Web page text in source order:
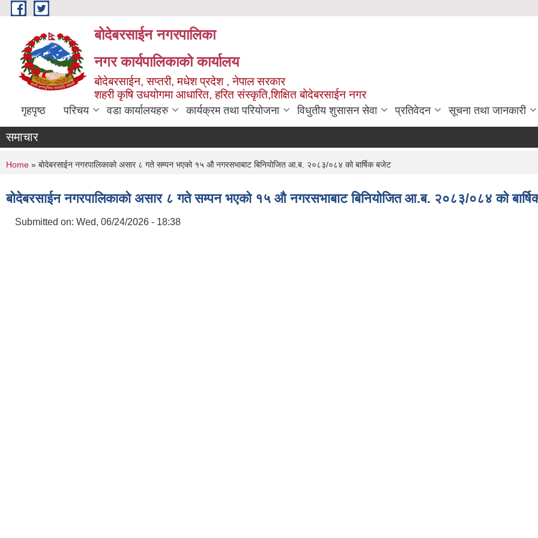
Skip to main content
बोदेबरसाईन नगरपालिका
नगर कार्यपालिकाको कार्यालय
बोदेबरसाईन, सप्तरी, मधेश प्रदेश , नेपाल सरकार
शहरी कृषि उधयोगमा आधारित, हरित संस्कृति,शिक्षित बोदेबरसाईन नगर
गृहपृष्ठ परिचय वडा कार्यालयहरु कार्यक्रम तथा परियोजना विधुतीय शुसासन सेवा प्रतिवेदन सूचना तथा जानकारी
समाचार
You are here
Home » बोदेबरसाईन नगरपालिकाको असार ८ गते सम्पन भएको १५ ‍‍‍औ नगरसभाबाट बिनियोजित आ.ब. २०८३/०८४ को बार्षिक बजेट
बोदेबरसाईन नगरपालिकाको असार ८ गते सम्पन भएको १५ ‍‍‍औ नगरसभाबाट बिनियोजित आ.ब. २०८३/०८४ को
Submitted on: Wed, 06/24/2026 - 18:38